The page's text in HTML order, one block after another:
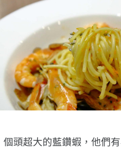
個頭超大的藍鑽蝦，他們